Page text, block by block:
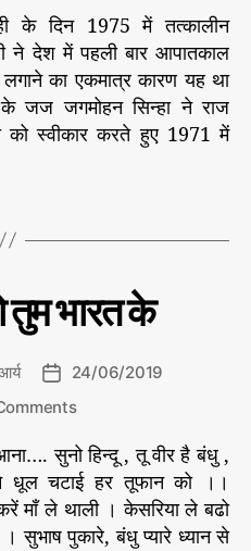
णा
दिन 1975 में तत्कालीन
ने देश में पहली बार आपातकाल
का एकमात्र कारण यह था
के जज जगमोहन सिन्हा ने राज
को स्वीकार करते हुए 1971 में
तुम भारत के
P
a
t
e
24/06/2019
o
आ
र्य
पु
सुनो हिन्दू , तू वीर है बंधु ,
धूल चटाई हर तूफान को ।।
माँ ले थाली । केसरिया ले बढो
सुभाष पुकारे, बंधु प्यारे ध्यान से